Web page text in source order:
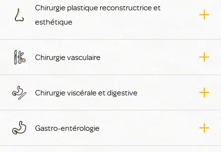
Chirurgie plastique reconstructrice et
esthétique
Chirurgie vasculaire
Chirurgie viscérale et digestive
Gastro-entérologie